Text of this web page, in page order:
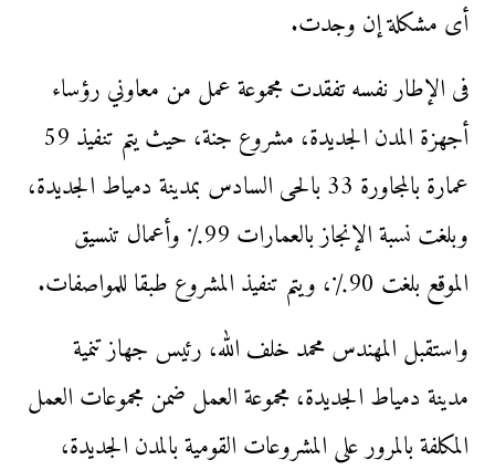
أى مشكلة إن وجدت.
فى الإطار نفسه تفقدت مجموعة عمل من معاوني رؤساء
أجهزة المدن الجديدة، مشروع جنة، حيث يتم تنفيذ 59
عمارة بالمجاورة 33 بالحى السادس بمدينة دمياط الجديدة،
وبلغت نسبة الإنجاز بالعمارات 99٪ وأعمال تنسيق
الموقع بلغت 90٪، ويتم تنفيذ المشروع طبقا للمواصفات.
واستقبل المهندس محمد خلف الله، رئيس جهاز تنمية
مدينة دمياط الجديدة، مجموعة العمل ضمن مجموعات العمل
المكلفة بالمرور على المشروعات القومية بالمدن الجديدة،